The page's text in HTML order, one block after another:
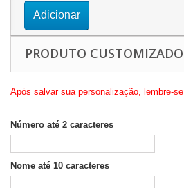
Adicionar
PRODUTO CUSTOMIZADO
Após salvar sua personalização, lembre-
Número até 2 caracteres
Nome até 10 caracteres